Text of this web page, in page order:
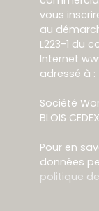
vous
au
L223-1 du
Internet
adressé à :
Société
BLOIS
Pour en
données
politique